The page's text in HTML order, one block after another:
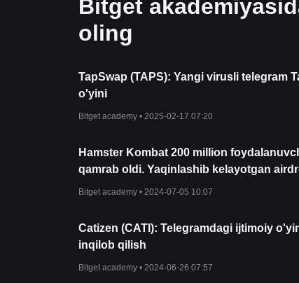
Bitget
oling
TapSwap (TAPS): Yangi virusli telegram
o'yini
Bitget academy • 2025-02-17 07:20
Hamster Kombat 200 million
qamrab oldi. Yaqinlashib kelayotgan
bilishingiz kerak bo'lgan hamma narsa
Bitget academy • 2024-07-05 10:07
Catizen (CATI): Telegramdagi ijtimoiy
inqilob qilish
Bitget academy • 2024-06-26 07:57